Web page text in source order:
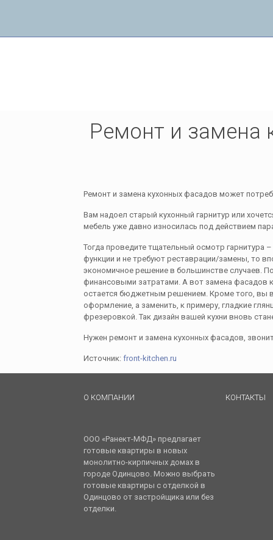
Ремонт и замена
Ремонт и замена кухонных фасадов может
Вам надоел старый кухонный гарнитур или
мебель уже давно износилась под действием
Тогда проведите тщательный осмотр гарнитура
функции и не требуют реставрации/замены, то
экономичное решение в большинстве случаев.
финансовыми затратами. А вот замена фасадов
остается бюджетным решением. Кроме того, вы
оформление, а заменить, к примеру, гладкие
фрезеровкой. Так дизайн вашей кухни вновь
Нужен ремонт и замена кухонных фасадов,
Источник: front-kitchen.ru
О КОМПАНИИ
ООО «Ранект-МФД» предлагает
готовые квартиры в новых
монолитно-кирпичных домах в
городе Одинцово. Можно выбрать
готовые квартиры с отделкой в
Одинцово от застройщика или без
отделки.
КОНТАКТЫ